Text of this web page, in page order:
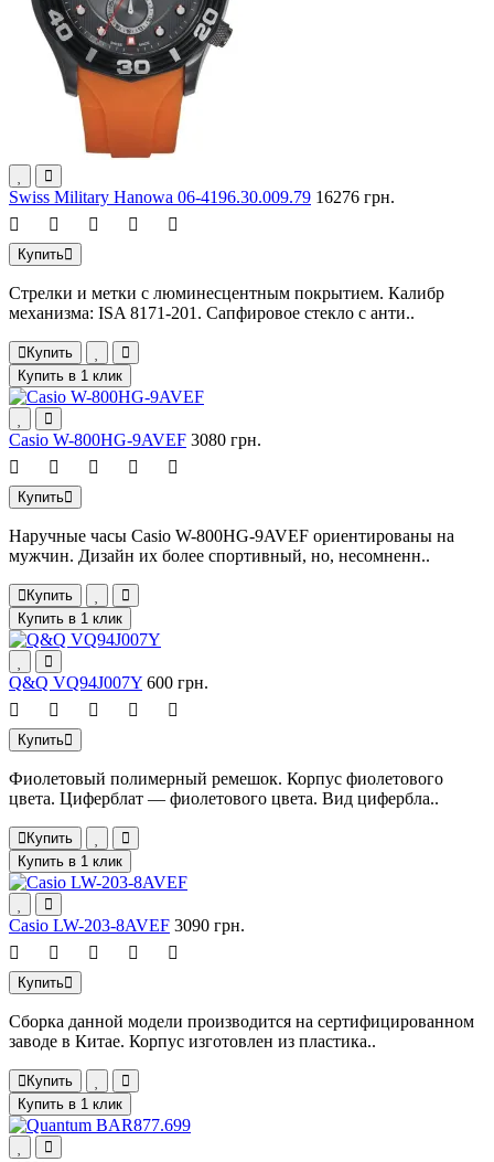
Swiss Military Hanowa 06-4196.30.009.79 16276 грн.
Купить
Стрелки и метки с люминесцентным покрытием. Калибр
механизма: ISA 8171-201. Сапфировое стекло с анти..
Купить
Купить в 1 клик
Casio W-800HG-9AVEF 3080 грн.
Купить
Наручные часы Casio W-800HG-9AVEF ориентированы на
мужчин. Дизайн их более спортивный, но, несомненн..
Купить
Купить в 1 клик
Q&Q VQ94J007Y 600 грн.
Купить
Фиолетовый полимерный ремешок. Корпус фиолетового
цвета. Циферблат — фиолетового цвета. Вид цифербла..
Купить
Купить в 1 клик
Casio LW-203-8AVEF 3090 грн.
Купить
Сборка данной модели производится на сертифицированном
заводе в Китае. Корпус изготовлен из пластика..
Купить
Купить в 1 клик